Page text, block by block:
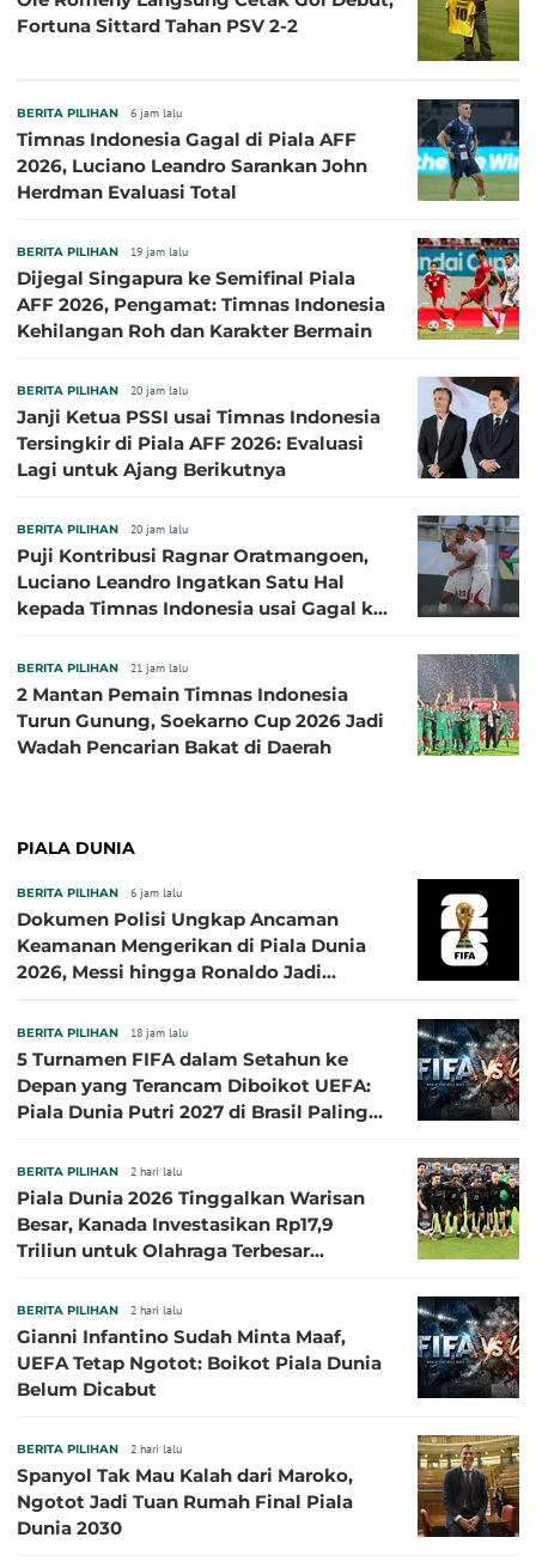
Fortuna Sittard Tahan PSV 2-2
BERITA PILIHAN 6 jam lalu
Timnas Indonesia Gagal di Piala AFF
2026, Luciano Leandro Sarankan John
Herdman Evaluasi Total
BERITA PILIHAN 19 jam lalu
Dijegal Singapura ke Semifinal Piala
AFF 2026, Pengamat: Timnas Indonesia
Kehilangan Roh dan Karakter Bermain
BERITA PILIHAN 20 jam lalu
Janji Ketua PSSI usai Timnas Indonesia
Tersingkir di Piala AFF 2026: Evaluasi
Lagi untuk Ajang Berikutnya
BERITA PILIHAN 20 jam lalu
Puji Kontribusi Ragnar Oratmangoen,
Luciano Leandro Ingatkan Satu Hal
kepada Timnas Indonesia usai Gagal ke
BERITA PILIHAN 21 jam lalu
2 Mantan Pemain Timnas Indonesia
Turun Gunung, Soekarno Cup 2026 Jadi
Wadah Pencarian Bakat di Daerah
PIALA DUNIA
BERITA PILIHAN 6 jam lalu
Dokumen Polisi Ungkap Ancaman
Keamanan Mengerikan di Piala Dunia
2026, Messi hingga Ronaldo Jadi
BERITA PILIHAN 18 jam lalu
5 Turnamen FIFA dalam Setahun ke
Depan yang Terancam Diboikot UEFA:
Piala Dunia Putri 2027 di Brasil Paling
BERITA PILIHAN 2 hari lalu
Piala Dunia 2026 Tinggalkan Warisan
Besar, Kanada Investasikan Rp17,9
Triliun untuk Olahraga Terbesar
BERITA PILIHAN 2 hari lalu
Gianni Infantino Sudah Minta Maaf,
UEFA Tetap Ngotot: Boikot Piala Dunia
Belum Dicabut
BERITA PILIHAN 2 hari lalu
Spanyol Tak Mau Kalah dari Maroko,
Ngotot Jadi Tuan Rumah Final Piala
Dunia 2030